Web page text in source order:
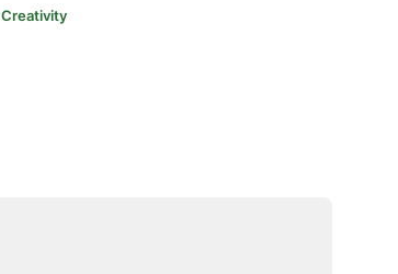
Creativity